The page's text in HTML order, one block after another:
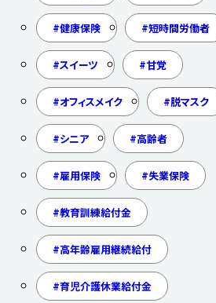
健康保険 短時間労働者
スイーツ 甘党
オフィスメイク 脱マスク
シニア 高齢者
雇用保険 失業保険
教育訓練給付金
高年齢雇用継続給付
育児介護休業給付金